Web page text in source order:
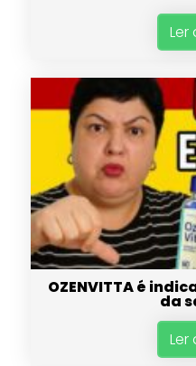
Ler
OZENVITTA é
da
Ler